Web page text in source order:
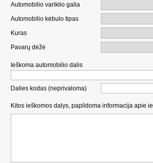
Automobilio variklio galia
Automobilio kėbulo tipas
Kuras
Pavarų dėžė
Ieškoma automobilio dalis
Dalies kodas (neprivaloma)
Kitos ieškomos dalys, papildoma informacija apie